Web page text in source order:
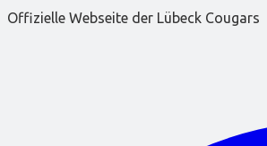
Offizielle Webseite der Lübeck Cougars